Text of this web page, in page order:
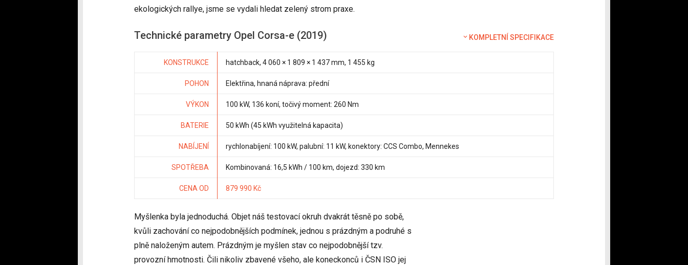
ekologických rallye, jsme se vydali hledat zelený strom praxe.
Technické parametry Opel Corsa-e (2019) KOMPLETNÍ SPECIFIKACE
KONSTRUKCE hatchback, 4 060 × 1 809 × 1 437 mm, 1 455 kg
POHON Elektřina, hnaná náprava: přední
VÝKON 100 kW, 136 koní, točivý moment: 260 Nm
BATERIE 50 kWh (45 kWh využitelná kapacita)
NABÍJENÍ rychlonabíjení: 100 kW, palubní: 11 kW, konektory: CCS Combo, Mennekes
SPOTŘEBA Kombinovaná: 16,5 kWh / 100 km, dojezd: 330 km
CENA OD 879 990 Kč
Myšlenka byla jednoduchá. Objet náš testovací okruh dvakrát těsně po sobě,
kvůli zachování co nejpodobnějších podmínek, jednou s prázdným a podruhé s
plně naloženým autem. Prázdným je myšlen stav co nejpodobnější tzv.
provozní hmotnosti. Čili nikoliv zbavené všeho, ale koneckonců i ČSN ISO jej